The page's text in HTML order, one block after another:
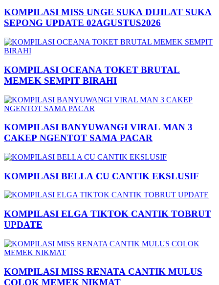
KOMPILASI MISS UNGE SUKA DIJILAT SUKA
SEPONG UPDATE 02AGUSTUS2026
KOMPILASI OCEANA TOKET BRUTAL
MEMEK SEMPIT BIRAHI
KOMPILASI BANYUWANGI VIRAL MAN 3
CAKEP NGENTOT SAMA PACAR
KOMPILASI BELLA CU CANTIK EKSLUSIF
KOMPILASI ELGA TIKTOK CANTIK TOBRUT
UPDATE
KOMPILASI MISS RENATA CANTIK MULUS
COLOK MEMEK NIKMAT